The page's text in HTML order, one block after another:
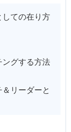
しての在り方
ングする方法
リーダーと